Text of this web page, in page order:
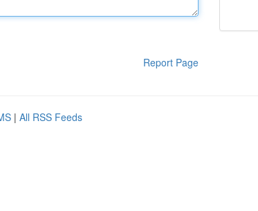
Report Page
| All RSS Feeds